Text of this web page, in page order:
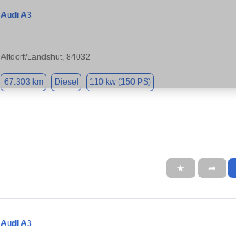
Audi A3
Altdorf/Landshut, 84032
67.303 km Diesel 110 kw (150 PS)
★ ➦
Audi A3